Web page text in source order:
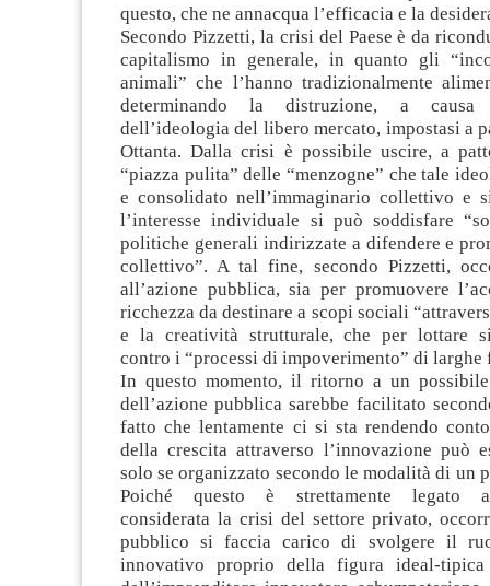
questo, che ne annacqua l’efficacia e la
Secondo Pizzetti, la crisi del Paese è da
capitalismo in generale, in quanto gli
animali” che l’hanno tradizionalmente
determinando la distruzione, a causa
dell’ideologia del libero mercato, impostasi a
Ottanta. Dalla crisi è possibile uscire, a
“piazza pulita” delle “menzogne” che tale
e consolidato nell’immaginario collettivo e
l’interesse individuale si può soddisfare
politiche generali indirizzate a difendere e
collettivo”. A tal fine, secondo Pizzetti,
all’azione pubblica, sia per promuovere
ricchezza da destinare a scopi sociali
e la creatività strutturale, che per lottare
contro i “processi di impoverimento” di larghe
In questo momento, il ritorno a un
dell’azione pubblica sarebbe facilitato
fatto che lentamente ci si sta rendendo
della crescita attraverso l’innovazione può
solo se organizzato secondo le modalità di un
Poiché questo è strettamente legato
considerata la crisi del settore privato,
pubblico si faccia carico di svolgere il
innovativo proprio della figura ideal-tipica